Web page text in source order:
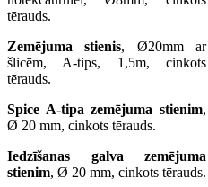
tērauds.
Zemējuma stienis, Ø20mm ar
šlicēm, A-tips, 1,5m, cinkots
tērauds.
Spice A-tipa zemējuma stienim,
Ø 20 mm, cinkots tērauds.
Iedzīšanas galva zemējuma
stienim, Ø 20 mm, cinkots tērauds.